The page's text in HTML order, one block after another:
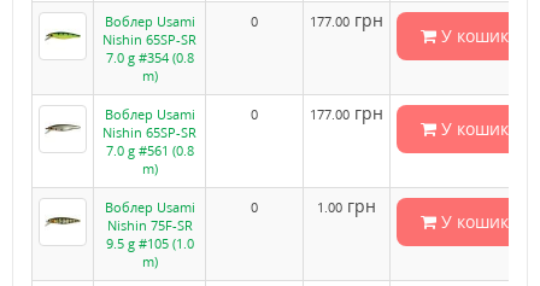
Воблер Usami
Nishin 65SP-SR
7.0 g #354 (0.8
m)
0 177.00 грн
У кошик
Воблер Usami
Nishin 65SP-SR
7.0 g #561 (0.8
m)
0 177.00 грн
У кошик
Воблер Usami
Nishin 75F-SR
9.5 g #105 (1.0
m)
0 1.00 грн
У кошик